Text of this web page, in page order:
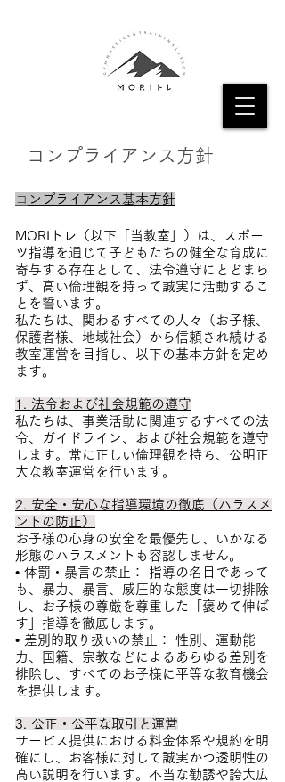
コンプライアンス方針
​ コンプライアンス基本方針
MORIトレ（以下「当教室」）は、スポー
ツ指導を通じて子どもたちの健全な育成に
寄与する存在として、法令遵守にとどまら
ず、高い倫理観を持って誠実に活動するこ
とを誓います。
私たちは、関わるすべての人々（お子様、
保護者様、地域社会）から信頼され続ける
教室運営を目指し、以下の基本方針を定め
ます。
1. 法令および社会規範の遵守
私たちは、事業活動に関連するすべての法
令、ガイドライン、および社会規範を遵守
します。常に正しい倫理観を持ち、公明正
大な教室運営を行います。
2. 安全・安心な指導環境の徹底（ハラスメ
ントの防止）
お子様の心身の安全を最優先し、いかなる
形態のハラスメントも容認しません。
• 体罰・暴言の禁止： 指導の名目であって
も、暴力、暴言、威圧的な態度は一切排除
し、お子様の尊厳を尊重した「褒めて伸ば
す」指導を徹底します。
• 差別的取り扱いの禁止： 性別、運動能
力、国籍、宗教などによるあらゆる差別を
排除し、すべてのお子様に平等な教育機会
を提供します。
3. 公正・公平な取引と運営
サービス提供における料金体系や規約を明
確にし、お客様に対して誠実かつ透明性の
高い説明を行います。不当な勧誘や誇大広